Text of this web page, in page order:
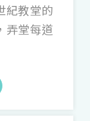
能運用在硬
」以藺草的傳
道卡斯人編
時期苑裡的
背包，還能
紀教堂的
弄堂每道